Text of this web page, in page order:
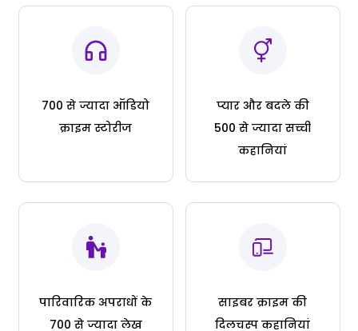
700 से ज्यादा ऑडियो
क्राइम स्टोरीज
प्यार और बदले की
500 से ज्यादा सच्ची
कहानियां
पारिवारिक अपराधों के
700 से ज्यादा लेख
साइबर क्राइम की
दिलचस्प कहानियां